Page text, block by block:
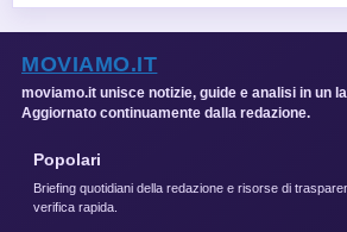
MOVIAMO.IT
moviamo.it unisce notizie, guide e analisi in un
Aggiornato continuamente dalla redazione.
Popolari
Briefing quotidiani della redazione e risorse di
verifica rapida.